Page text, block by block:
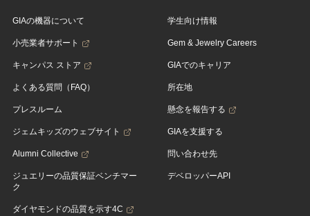
GIAの機器について
小売業者サポート
キャンパス ストア
よくある質問（FAQ）
プレスルーム
ジェムキッズのウェブサイト
Alumni Collective
ジュエリーの品質保証ベンチマー
ク
ダイヤモンドの品質を示す4C
学生向け情報
Gem & Jewelry Careers
GIAでのキャリア
所在地
懸念を報告する
GIAを支援する
問い合わせ先
デベロッパーAPI